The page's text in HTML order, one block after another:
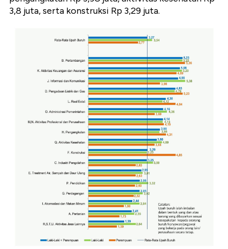
3,8 juta, serta konstruksi Rp 3,29 juta.